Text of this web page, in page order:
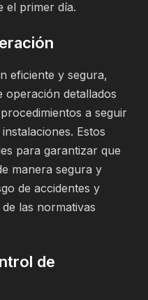
el primer día.
eficiente y segura,
detallados
a seguir
Estos
para garantizar que
manera segura y
de accidentes y
las normativas
de